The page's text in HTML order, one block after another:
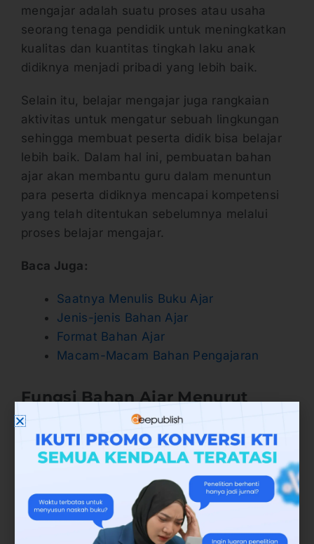
mengajar adalah suatu proses atau usaha
seorang tenaga pendidik untuk meningkatkan
kualitas dan kuantitas tingkah laku anak
didiknya menjadi pribadi yang lebih baik.
Selain itu, belajar mengajar juga rangkaian
aktivitas untuk mengatur sebuah lingkungan
sehingga membuat peserta didik bisa belajar
lebih baik. Dalam hal ini, pembuatan bahan
ajar akan membantu guru dalam menuntun
para peserta didiknya mencapai kompetensi
yang telah ditentukan sebelumnya melalui
proses belajar mengajar.
Baca Juga:
Saatnya Menulis Buku Ajar
Jenis-jenis Bahan Ajar
Format Bahan Ajar
Macam-Macam Bahan Pengajaran
Fungsi Bahan Ajar Menurut
Pihak yang Menggunakan
Fungsi bahan ajar berdasarkan pihak yang
menggunakannya terbagi menjadi dua, yakni
fungsi bahan ajar bagi tenaga pendidik dan
fungsi bahan ajar bagi peserta didik.